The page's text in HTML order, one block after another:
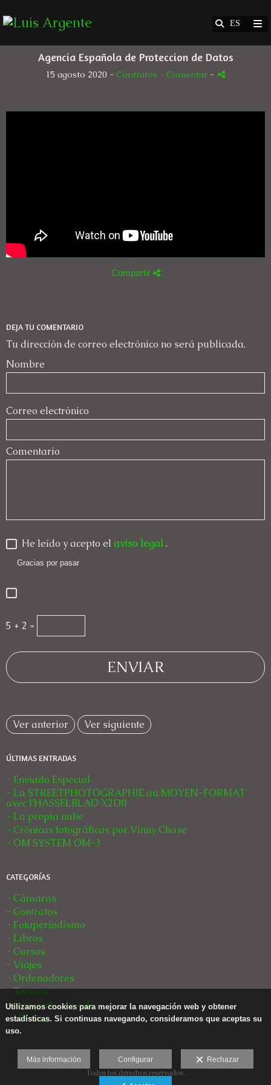
Agencia Española de Proteccion de Datos
15 agosto 2020 - Contratos - Comentar -
Compartir
DEJA TU COMENTARIO
Tu dirección de correo electrónico no será publicada.
Nombre
Correo electrónico
Comentario
He leído y acepto el aviso legal.
Gracias por pasar
5 + 2 =
Ver anterior Ver siguiente
ÚLTIMAS ENTRADAS
- Enviado Especial
- La STREETPHOTOGRAPHIE au MOYEN-FORMAT
avec l'HASSELBLAD X2DII
- La propia nube
- Crónicas fotográficas por Vinny Chase
- OM SYSTEM OM-3
CATEGORÍAS
- Cámaras
- Contratos
- Fotoperiodismo
- Libros
- Cursos
- Viajes
- Ordenadores
- Tecnica
- Fotografía de calle
- Música
Todos los derechos reservados.
Utilizamos cookies para mejorar la navegación web y obtener
estadísticas. Si continuas navegando, consideramos que aceptas su
uso.
Más información Configurar Rechazar